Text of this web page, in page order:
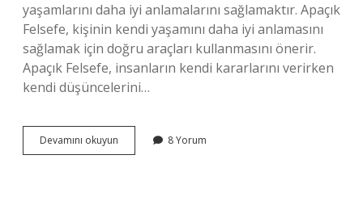
yaşamlarını daha iyi anlamalarını sağlamaktır. Apaçık
Felsefe, kişinin kendi yaşamını daha iyi anlamasını
sağlamak için doğru araçları kullanmasını önerir.
Apaçık Felsefe, insanların kendi kararlarını verirken
kendi düşüncelerini…
Devamını okuyun
Felsefe
8 Yorum